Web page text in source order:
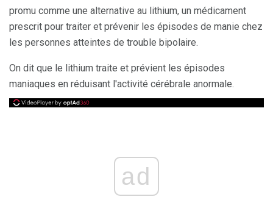
promu comme une alternative au lithium, un médicament
prescrit pour traiter et prévenir les épisodes de manie chez
les personnes atteintes de trouble bipolaire.
On dit que le lithium traite et prévient les épisodes
maniaques en réduisant l'activité cérébrale anormale.
ad